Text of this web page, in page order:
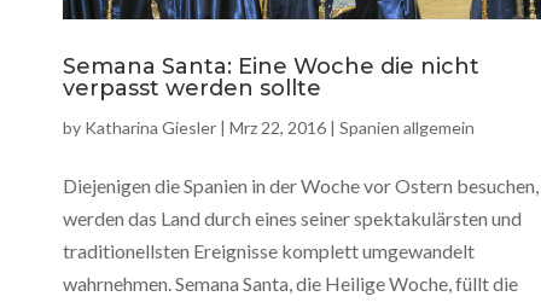
Semana Santa: Eine Woche die nicht
verpasst werden sollte
by Katharina Giesler | Mrz 22, 2016 | Spanien allgemein
Diejenigen die Spanien in der Woche vor Ostern besuchen,
werden das Land durch eines seiner spektakulärsten und
traditionellsten Ereignisse komplett umgewandelt
wahrnehmen. Semana Santa, die Heilige Woche, füllt die